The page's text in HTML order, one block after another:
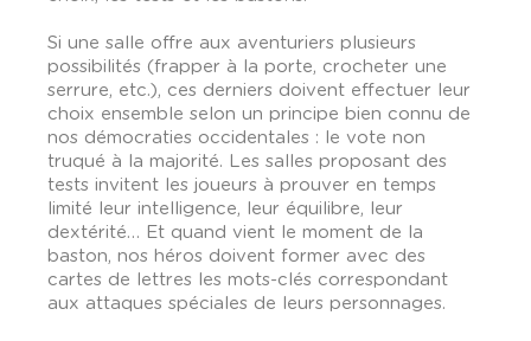
Si une salle offre aux aventuriers plusieurs
possibilités (frapper à la porte, crocheter une
serrure, etc.), ces derniers doivent effectuer leur
choix ensemble selon un principe bien connu de
nos démocraties occidentales : le vote non
truqué à la majorité. Les salles proposant des
tests invitent les joueurs à prouver en temps
limité leur intelligence, leur équilibre, leur
dextérité… Et quand vient le moment de la
baston, nos héros doivent former avec des
cartes de lettres les mots-clés correspondant
aux attaques spéciales de leurs personnages.